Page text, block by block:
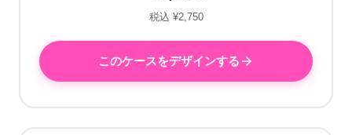
税込 ¥2,750
このケースをデザインする